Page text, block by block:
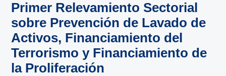
Primer Relevamiento Sectorial
sobre Prevención de Lavado de
Activos, Financiamiento del
Terrorismo y Financiamiento de
la Proliferación